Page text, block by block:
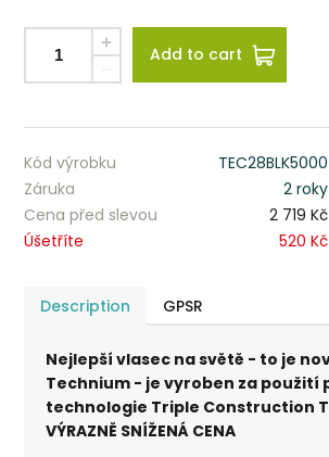
Add to cart
Kód výrobku
TEC28BLK5000
Záruka
2 roky
Cena před slevou
2 719 Kč
Úšetříte
520 Kč
Description GPSR
Nejlepší vlasec na světě - to je
Technium - je vyroben za použití
technologie Triple Construction
VÝRAZNĚ SNÍŽENÁ CENA